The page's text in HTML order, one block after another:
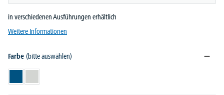
in verschiedenen Ausführungen erhältlich
Weitere Informationen
Farbe (bitte auswählen)